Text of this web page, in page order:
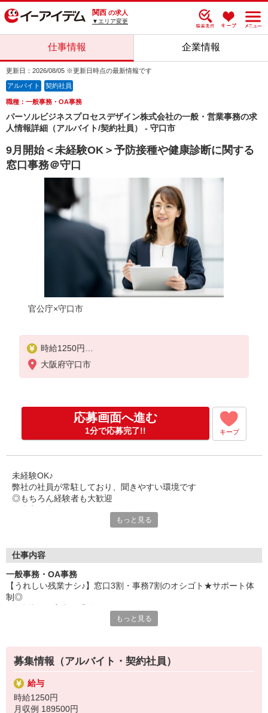
関西 の求人
▼エリア変更
仕事情報 企業情報
更新日：2026/08/05 ※更新日時点の最新情報です
アルバイト 契約社員
職種：一般事務・OA事務
パーソルビジネスプロセスデザイン株式会社の一般・営業事務の求
人情報詳細（アルバイト/契約社員） - 守口市
9月開始＜未経験OK＞予防接種や健康診断に関する
窓口事務＠守口
官公庁×守口市
時給1250円
月収例 189500円
大阪府守口市
応募画面へ進む
1分で応募完了!! キープ
未経験OK♪
弊社の社員が常駐しており、聞きやすい環境です
◎もちろん経験者も大歓迎
窓口で相談されたことは、内容を聞いていただき取り次ぐ程度
もっと見る
仕事内容
一般事務・OA事務
【うれしい残業ナシ♪】窓口3割・事務7割のオシゴト★サポート体
制◎
■予防接種・健康診断の結果を入力（専用システム）
■電話対応（繁閑の波があります）
など
☆わからないことは聞きやすい環境♪
安心してスタートできますね◎
もっと見る
募集情報（アルバイト・契約社員）
給与
時給1250円
月収例 189500円